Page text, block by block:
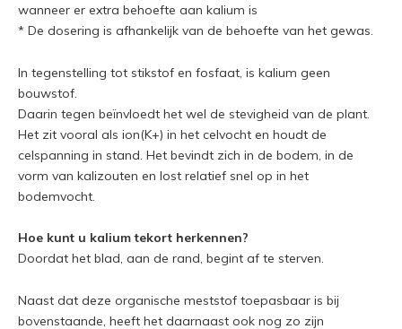
wanneer er extra behoefte aan kalium is
* De dosering is afhankelijk van de behoefte van het gewas.
In tegenstelling tot stikstof en fosfaat, is kalium geen
bouwstof.
Daarin tegen beïnvloedt het wel de stevigheid van de plant.
Het zit vooral als ion(K+) in het celvocht en houdt de
celspanning in stand. Het bevindt zich in de bodem, in de
vorm van kalizouten en lost relatief snel op in het
bodemvocht.
Hoe kunt u kalium tekort herkennen?
Doordat het blad, aan de rand, begint af te sterven.
Naast dat deze organische meststof toepasbaar is bij
bovenstaande, heeft het daarnaast ook nog zo zijn